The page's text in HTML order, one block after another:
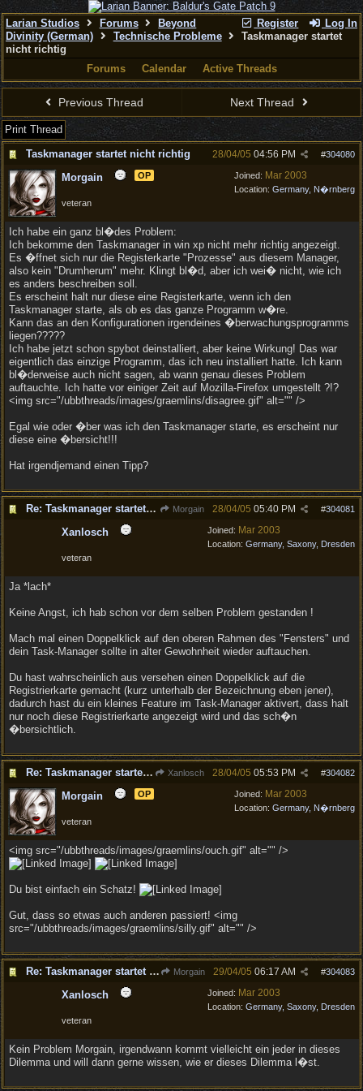
Register Log In
Larian Studios Forums
Beyond
Divinity (German)
Technische Probleme
Taskmanager startet
nicht richtig
Forums
Calendar Active Threads
Previous Thread Next Thread
Print Thread
Taskmanager startet nicht richtig
#304080
28/04/05 04:56 PM
Joined: Mar 2003
Location: Germany, N�rnberg
Morgain OP
veteran
Ich habe ein ganz bl�des Problem:
Ich bekomme den Taskmanager in win xp nicht mehr richtig angezeigt.
Es �ffnet sich nur die Registerkarte "Prozesse" aus diesem Manager,
also kein "Drumherum" mehr. Klingt bl�d, aber ich wei� nicht, wie ich
es anders beschreiben soll.
Es erscheint halt nur diese eine Registerkarte, wenn ich den
Taskmanager starte, als ob es das ganze Programm w�re.
Kann das an den Konfigurationen irgendeines �berwachungsprogramms
liegen?????
Ich habe jetzt schon spybot deinstalliert, aber keine Wirkung! Das war
eigentlich das einzige Programm, das ich neu installiert hatte. Ich kann
bl�derweise auch nicht sagen, ab wann genau dieses Problem
auftauchte. Ich hatte vor einiger Zeit auf Mozilla-Firefox umgestellt ?!?
<img src="/ubbthreads/images/graemlins/disagree.gif" alt="" />
Egal wie oder �ber was ich den Taskmanager starte, es erscheint nur
diese eine �bersicht!!!
Hat irgendjemand einen Tipp?
Re: Taskmanager startet nicht richtig Morgain #304081
28/04/05 05:40 PM
Joined: Mar 2003
Location: Germany, Saxony, Dresden
Xanlosch
veteran
Ja *lach*
Keine Angst, ich hab schon vor dem selben Problem gestanden !
Mach mal einen Doppelklick auf den oberen Rahmen des "Fensters" und
dein Task-Manager sollte in alter Gewohnheit wieder auftauchen.
Du hast wahrscheinlich aus versehen einen Doppelklick auf die
Registrierkarte gemacht (kurz unterhalb der Bezeichnung eben jener),
dadurch hast du ein kleines Feature im Task-Manager aktivert, dass halt
nur noch diese Registrierkarte angezeigt wird und das sch�n
�bersichtlich.
Re: Taskmanager startet nicht richtig Xanlosch #304082
28/04/05 05:53 PM
Joined: Mar 2003
Location: Germany, N�rnberg
Morgain OP
veteran
<img src="/ubbthreads/images/graemlins/ouch.gif" alt="" />
Du bist einfach ein Schatz!
Gut, dass so etwas auch anderen passiert! <img
src="/ubbthreads/images/graemlins/silly.gif" alt="" />
Re: Taskmanager startet nicht richtig Morgain #304083
29/04/05 06:17 AM
Joined: Mar 2003
Location: Germany, Saxony, Dresden
Xanlosch
veteran
Kein Problem Morgain, irgendwann kommt vielleicht ein jeder in dieses
Dilemma und will dann gerne wissen, wie er dieses Dilemma l�st.